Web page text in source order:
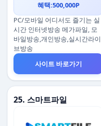
혜택:500,000P
PC/모바일 어디서도 즐기는 실
시간 인터넷방송 메가파일, 모
바일방송,개인방송,실시간라이
브방송
사이트 바로가기
25. 스마트파일